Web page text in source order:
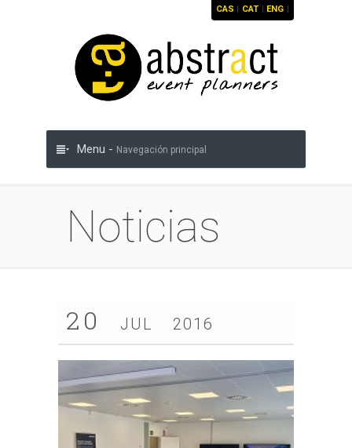
CAS | CAT | ENG |
Menu - Navegación principal
Noticias
20 JUL 2016